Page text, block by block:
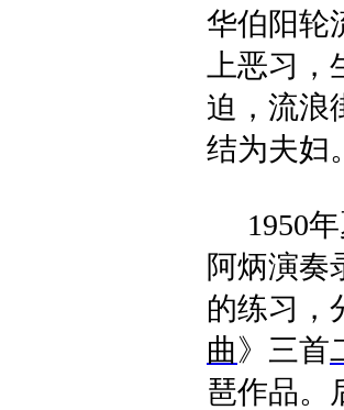
华伯阳轮
上恶习
迫，流浪
结为夫妇。
1950年
阿炳演奏
的练习，
曲》三首
琶作品。